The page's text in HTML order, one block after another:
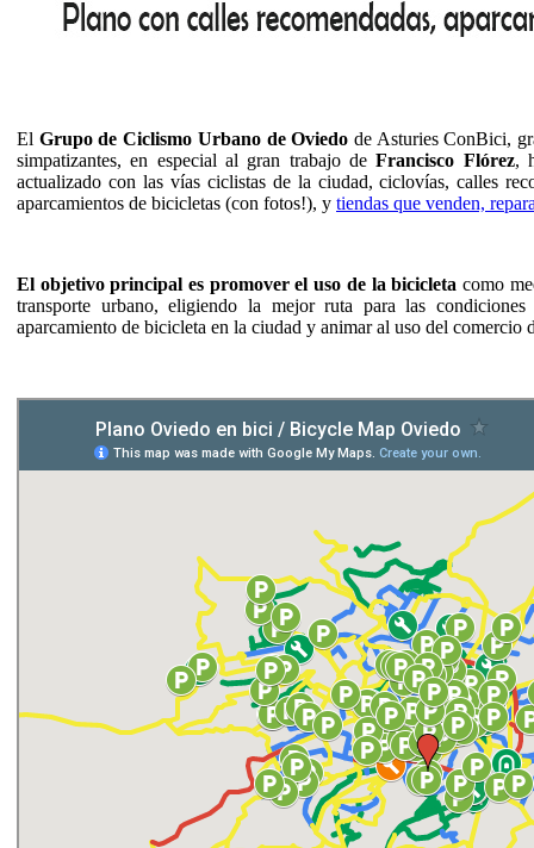
El Grupo de Ciclismo Urbano de Oviedo de Asturies ConBici,
simpatizantes, en especial al gran trabajo deFrancisco Flórez,
actualizado con las vías ciclistas de la ciudad, ciclovías, calles
aparcamientos de bicicletas (con fotos!), y tiendas que venden,
El objetivo principal es promover el uso de la bicicleta como
transporte urbano, eligiendo la mejor ruta para las
aparcamiento de bicicleta en la ciudad y animar al uso del